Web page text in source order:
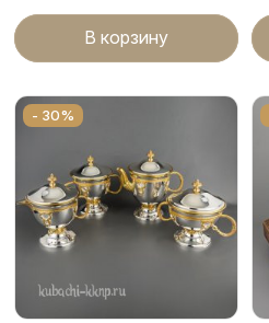
В корзину
- 30%